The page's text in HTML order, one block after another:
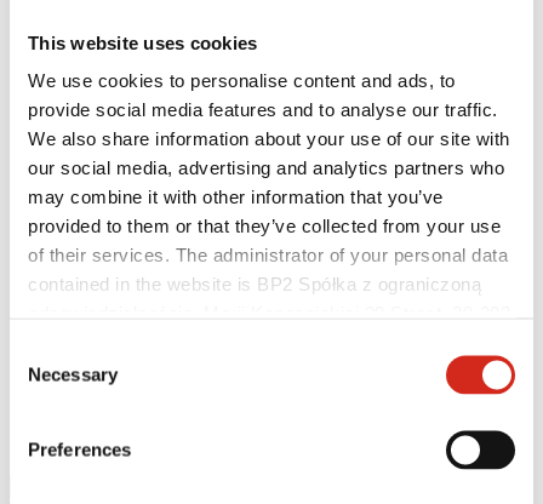
This website uses cookies
We use cookies to personalise content and ads, to
provide social media features and to analyse our traffic.
We also share information about your use of our site with
our social media, advertising and analytics partners who
may combine it with other information that you’ve
provided to them or that they’ve collected from your use
of their services. The administrator of your personal data
contained in the website is BP2 Spółka z ograniczoną
121387608.
Selection
Necessary
Preferences
Hasznos linkek
Bevonatok, színválaszték és garanciák
Garancia nyilvántartásba vétele
Kapcsolat